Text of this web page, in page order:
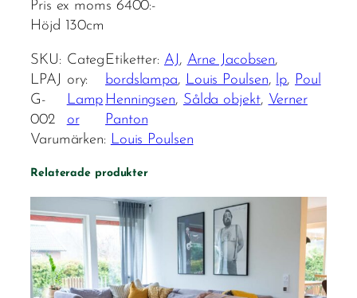
Pris ex moms 6400:-
Höjd 130cm
SKU:
LPAJ
G-
002
Categ
ory:
Lamp
or
Etiketter: AJ, Arne Jacobsen
bordslampa, Louis Poulsen, lp, Poul
Henningsen, Sålda objekt, Verner
Panton
Varumärken: Louis Poulsen
Relaterade produkter